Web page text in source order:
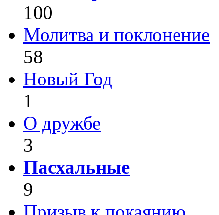
100
Молитва и поклонение
58
Новый Год
1
О дружбе
3
Пасхальные
9